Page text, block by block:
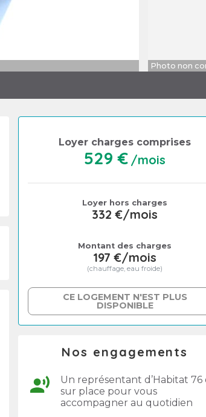
Photo non
Loyer charges comprises
529 € /mois
Loyer hors charges
332 €/mois
Montant des charges
197 €/mois
(chauffage, eau froide)
CE LOGEMENT N'EST PLUS
DISPONIBLE
Nos engagements
Un représentant d’Habitat 76
sur place pour vous
accompagner au quotidien